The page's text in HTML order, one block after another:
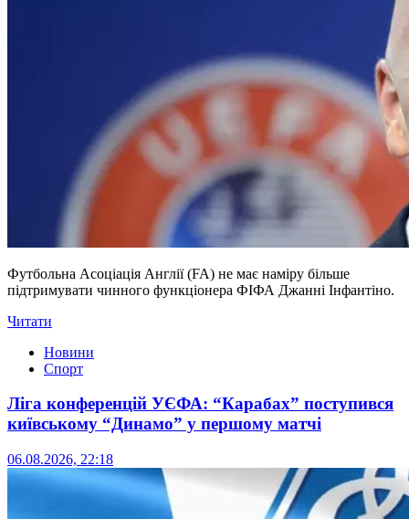
Футбольна Асоціація Англії (FA) не має наміру більше
підтримувати чинного функціонера ФІФА Джанні Інфантіно.
Читати
Новини
Спорт
Ліга конференцій УЄФА: “Карабах” поступився
київському “Динамо” у першому матчі
06.08.2026, 22:18